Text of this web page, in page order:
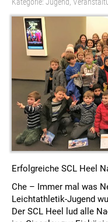
Erfolgreiche SCL Heel
Che – Immer mal was
Leichtathletik-Jugend
Der SCL Heel lud alle